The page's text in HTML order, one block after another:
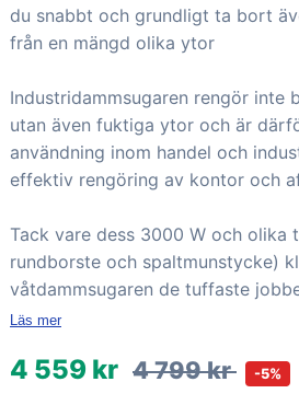
du snabbt och grundligt ta bort
från en mängd olika ytor
Industridammsugaren rengör inte
utan även fuktiga ytor och är
användning inom handel och
effektiv rengöring av kontor och
Tack vare dess 3000 W och olika
rundborste och spaltmunstycke)
våtdammsugaren de tuffaste
Läs mer
4 559 kr 4 799 kr -5%